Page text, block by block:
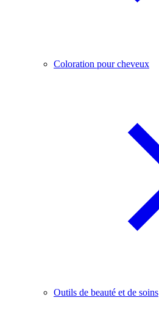
Coloration pour cheveux
Outils de beauté et de soins